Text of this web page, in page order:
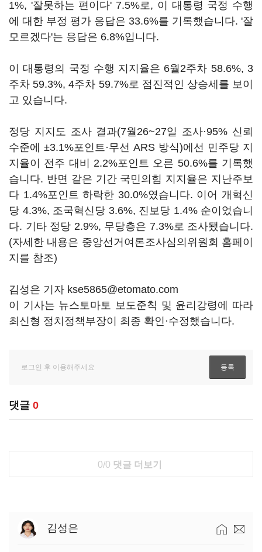
1%, '잘못하는 편이다' 7.5%로, 이 대통령 국정 수행
에 대한 부정 평가 응답은 33.6%를 기록했습니다. '잘
모르겠다'는 응답은 6.8%입니다.
이 대통령의 국정 수행 지지율은 6월2주차 58.6%, 3
주차 59.3%, 4주차 59.7%로 점진적인 상승세를 보이
고 있습니다.
정당 지지도 조사 결과(7월26~27일 조사·95% 신뢰
수준에 ±3.1%포인트·무선 ARS 방식)에선 민주당 지
지율이 전주 대비 2.2%포인트 오른 50.6%를 기록했
습니다. 반면 같은 기간 국민의힘 지지율은 지난주보
다 1.4%포인트 하락한 30.0%였습니다. 이어 개혁신
당 4.3%, 조국혁신당 3.6%, 진보당 1.4% 순이었습니
다. 기타 정당 2.9%, 무당층은 7.3%로 조사됐습니다.
(자세한 내용은 중앙선거여론조사심의위원회 홈페이
지를 참조)
김성은 기자 kse5865@etomato.com
이 기사는 뉴스토마토 보도준칙 및 윤리강령에 따라
최신형 정치정책부장이 최종 확인·수정했습니다.
댓글 0
0/0 댓글 더보기
김성은